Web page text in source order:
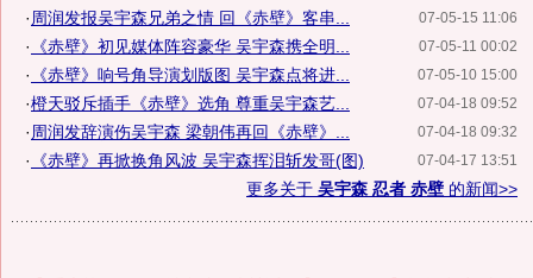
07-05-15 11:06
· 周润发报吴宇森兄弟之情 回《赤壁》客串...
07-05-11 00:02
· 《赤壁》初见媒体阵容豪华 吴宇森携全明...
07-05-10 15:00
· 《赤壁》响号角导演划版图 吴宇森点将进...
07-04-18 09:52
·橙天驳斥插手《赤壁》选角 尊重吴宇森艺...
07-04-18 09:32
· 周润发辞演伤吴宇森 梁朝伟再回《赤壁》...
07-04-17 13:51
·
《赤壁》再掀换角风波 吴宇森挥泪斩发哥(图)
更多关于 吴宇森 忍者 赤壁 的新闻>>